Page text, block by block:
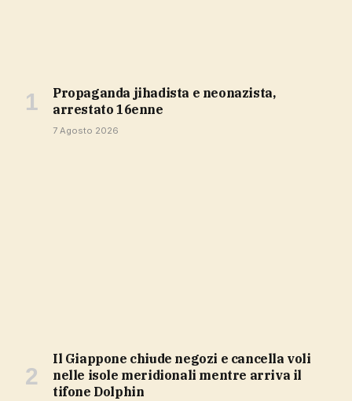
propaganda jihadista e neonazista,
arrestato 16enne
7 Agosto 2026
Il Giappone chiude negozi e cancella voli
nelle isole meridionali mentre arriva il
tifone Dolphin